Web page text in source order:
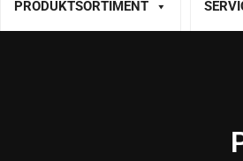
PRODUKTSORTIMENT